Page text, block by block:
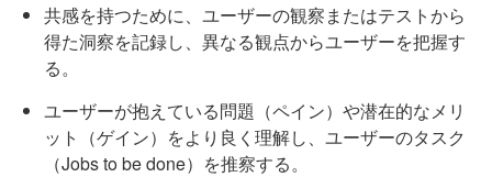
共感を持つために、ユーザーの観察またはテストから
得た洞察を記録し、異なる観点からユーザーを把握す
る。
ユーザーが抱えている問題（ペイン）や潜在的なメリ
ット（ゲイン）をより良く理解し、ユーザーのタスク
（Jobs to be done）を推察する。